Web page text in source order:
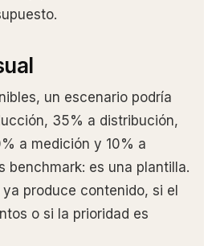
un escenario podría
35% a distribución,
a medición y 10% a
benchmark: es una plantilla.
produce contenido, si el
o si la prioridad es